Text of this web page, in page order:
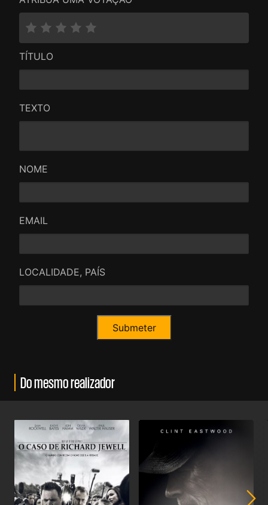
TÍTULO
TEXTO
NOME
EMAIL
LOCALIDADE, PAÍS
Do mesmo realizador